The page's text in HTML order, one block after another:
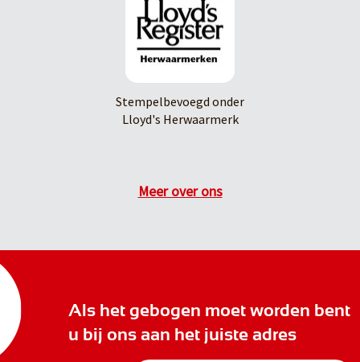
Stempelbevoegd onder
Lloyd's Herwaarmerk
Meer over ons
Als het gebogen moet worden bent
u bij ons aan het juiste adres